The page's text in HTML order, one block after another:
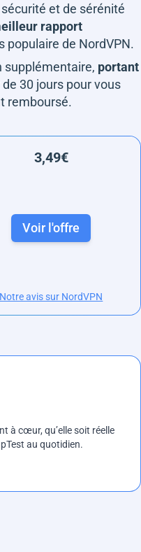
et de sérénité
rapport
populaire de NordVPN.
supplémentaire, portant
30 jours pour vous
remboursé.
3,49€
Voir l'offre
Notre avis sur NordVPN
à cœur, qu’elle soit réelle
au quotidien.